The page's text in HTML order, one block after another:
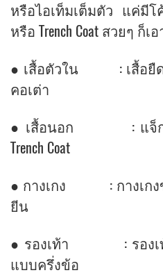
หรือไอเท็มเต็มตัว แค่มี
หรือ Trench Coat สวยๆ ก็เ
● เสื้อตัวใน : เสื้อยืด
คอเต่า
● เสื้อนอก : แจ็กเก
Trench Coat
● กางเกง : กางเกงขา
ยีน
● รองเท้า : รองเท้า
แบบครึ่งข้อ